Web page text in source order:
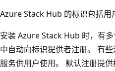
Azure Stack Hub 的标识包括用
安装 Azure Stack Hub 时，有
中自动向标识提供者注册。 有
服务供用户使用。 默认注册提